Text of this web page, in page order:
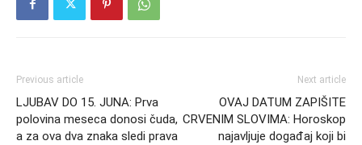
Previous article
LJUBAV DO 15. JUNA: Prva
polovina meseca donosi čuda,
a za ova dva znaka sledi prava
Next article
OVAJ DATUM ZAPIŠITE
CRVENIM SLOVIMA: Horoskop
najavljuje događaj koji bi